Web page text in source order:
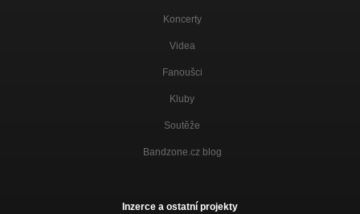
Koncerty
Videa
Fanoušci
Kluby
Soutěže
Bandzone.cz blog
Inzerce a ostatní projekty